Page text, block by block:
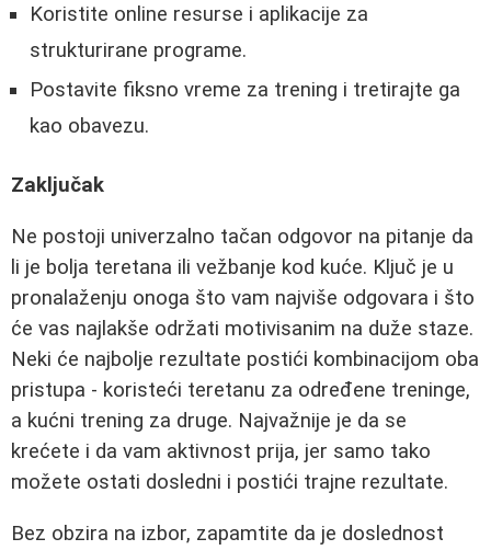
Koristite online resurse i aplikacije za
strukturirane programe.
Postavite fiksno vreme za trening i tretirajte ga
kao obavezu.
Zaključak
Ne postoji univerzalno tačan odgovor na pitanje da
li je bolja teretana ili vežbanje kod kuće. Ključ je u
pronalaženju onoga što vam najviše odgovara i što
će vas najlakše održati motivisanim na duže staze.
Neki će najbolje rezultate postići kombinacijom oba
pristupa - koristeći teretanu za određene treninge,
a kućni trening za druge. Najvažnije je da se
krećete i da vam aktivnost prija, jer samo tako
možete ostati dosledni i postići trajne rezultate.
Bez obzira na izbor, zapamtite da je doslednost